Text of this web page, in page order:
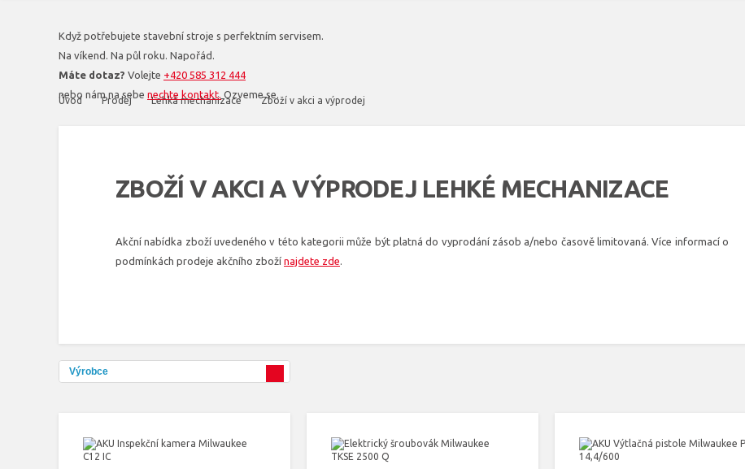
Když potřebujete stavební stroje s perfektním servisem.
Na víkend. Na půl roku. Napořád.
Máte dotaz? Volejte +420 585 312 444
nebo nám na sebe nechte kontakt. Ozveme se.
Úvod Prodej Lehká mechanizace Zboží v akci a výprodej
ZBOŽÍ V AKCI A VÝPRODEJ LEHKÉ MECHANIZACE
Akční nabídka zboží uvedeného v této kategorii může být platná do vyprodání zásob a/nebo časově limitovaná. Více informací o
podmínkách prodeje akčního zboží najdete zde.
Výrobce